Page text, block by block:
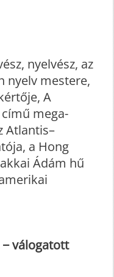
nyelvész, az
nyelv mestere,
A
mega-
Atlantis–
a Hong
Ádám hű
válogatott